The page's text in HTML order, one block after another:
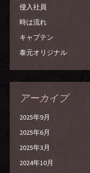
侵入社員
時は流れ
キャプテン
泰元オリジナル
アーカイブ
2025年9月
2025年6月
2025年3月
2024年10月